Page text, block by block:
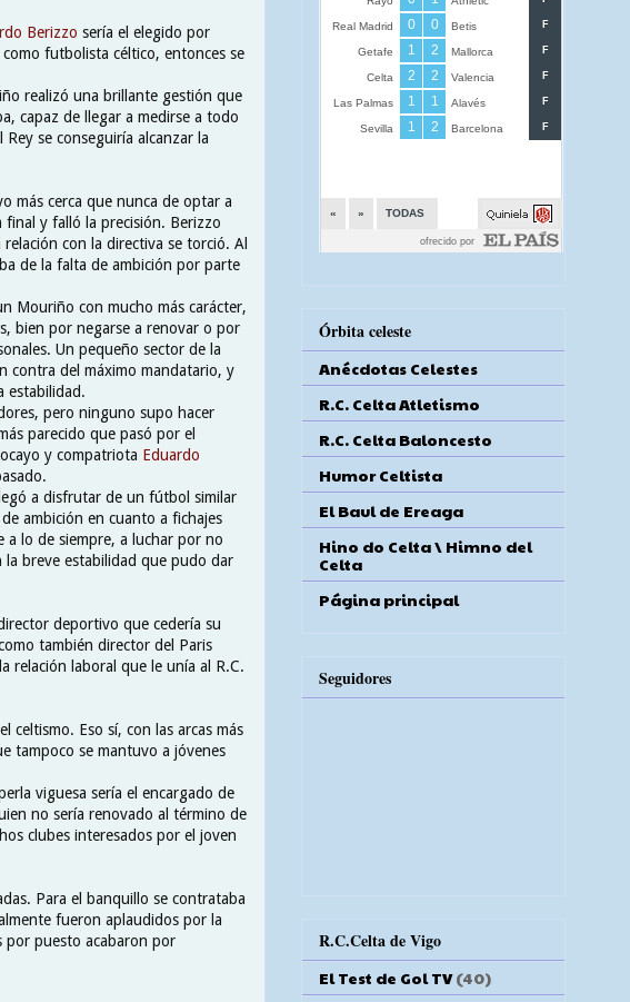
Berizzo sería el elegido por
futbolista céltico, entonces se
realizó una brillante gestión que
capaz de llegar a medirse a todo
se conseguiría alcanzar la
más cerca que nunca de optar a
y falló la precisión. Berizzo
con la directiva se torció. Al
de la falta de ambición por parte
Mouriño con mucho más carácter,
bien por negarse a renovar o por
Un pequeño sector de la
contra del máximo mandatario, y
estabilidad.
pero ninguno supo hacer
parecido que pasó por el
y compatriota Eduardo
a disfrutar de un fútbol similar
ambición en cuanto a fichajes
a lo de siempre, a luchar por no
la breve estabilidad que pudo dar
deportivo que cedería su
también director del Paris
relación laboral que le unía al R.C.
celtismo. Eso sí, con las arcas más
tampoco se mantuvo a jóvenes
viguesa sería el encargado de
no sería renovado al término de
clubes interesados por el joven
Para el banquillo se contrataba
fueron aplaudidos por la
por puesto acabaron por
Órbita celeste
Anécdotas Celestes
R.C. Celta Atletismo
R.C. Celta Baloncesto
Humor Celtista
El Baul de Ereaga
Hino do Celta \ Himno del
Celta
Página principal
Seguidores
R.C.Celta de Vigo
El Test de Gol TV (40)